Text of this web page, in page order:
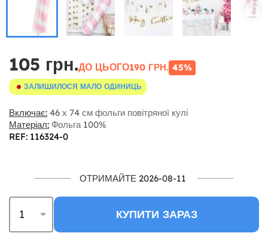
105 грн.ДО ЦЬОГО190 ГРН. 45%
ЗАЛИШИЛОСЯ МАЛО ОДИНИЦЬ
Включає: 46 х 74 см фольги повітряної кулі
Матеріал: Фольга 100%
REF: 116324-0
ОТРИМАЙТЕ 2026-08-11
КУПИТИ ЗАРАЗ